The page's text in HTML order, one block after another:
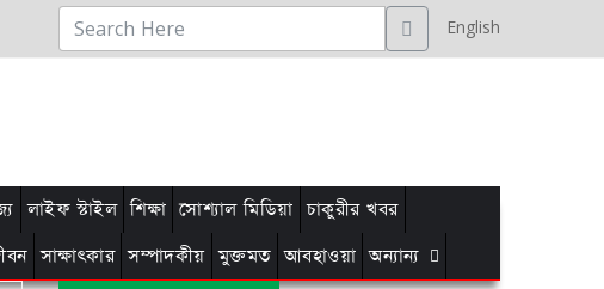
English
লাইফ স্টাইল শিক্ষা সোশ্যাল মিডিয়া চাকুরীর খবর
সাক্ষাৎকার সম্পাদকীয় মুক্তমত আবহাওয়া অন্যান্য